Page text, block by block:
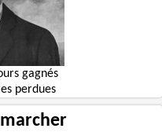
gagnés
perdues